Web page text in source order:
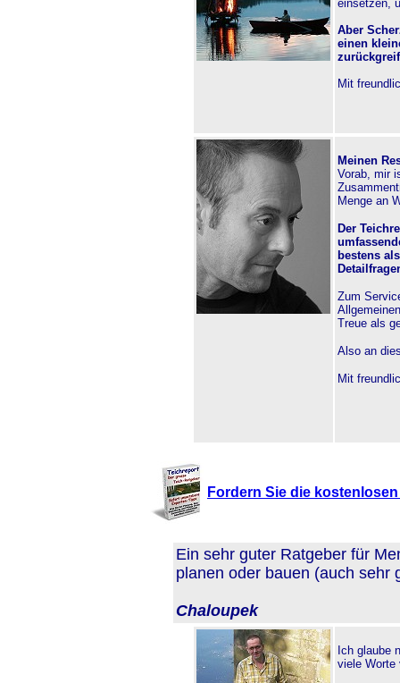
einsetzen,
Aber
einen
Mit
Meinen
Vorab, mir
Menge an
Der
bestens
Zum
Treue als
Also an
Mit
Fordern Sie die
Ein sehr guter Ratgeber für
planen oder bauen (auch sehr
Chaloupek
Ich glaube
viele